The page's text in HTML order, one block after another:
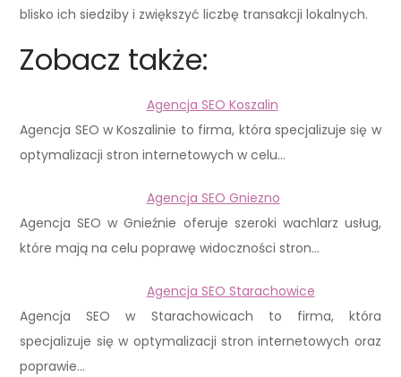
blisko ich siedziby i zwiększyć liczbę transakcji lokalnych.
Zobacz także:
Agencja SEO Koszalin
Agencja SEO w Koszalinie to firma, która specjalizuje się w
optymalizacji stron internetowych w celu…
Agencja SEO Gniezno
Agencja SEO w Gnieźnie oferuje szeroki wachlarz usług,
które mają na celu poprawę widoczności stron…
Agencja SEO Starachowice
Agencja SEO w Starachowicach to firma, która
specjalizuje się w optymalizacji stron internetowych oraz
poprawie…